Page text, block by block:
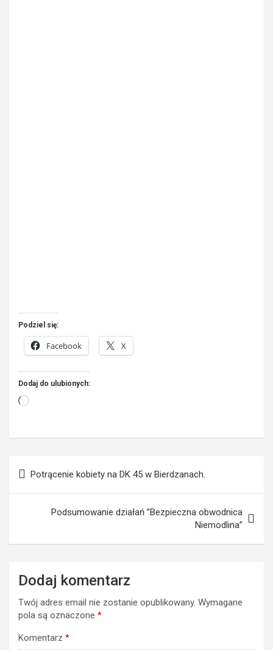
Podziel się:
Facebook X
Dodaj do ulubionych:
Wczytywanie…
Potrącenie kobiety na DK 45 w Bierdzanach.
Podsumowanie działań ”Bezpieczna obwodnica
Niemodlina”
Dodaj komentarz
Twój adres email nie zostanie opublikowany. Wymagane
pola są oznaczone *
Komentarz *